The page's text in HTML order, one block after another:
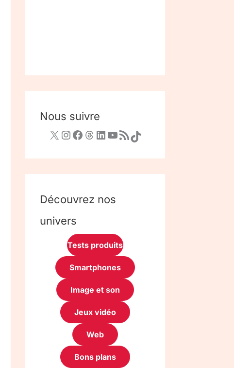
Nous suivre
Découvrez nos
univers
Tests produits
Smartphones
Image et son
Jeux vidéo
Web
Bons plans